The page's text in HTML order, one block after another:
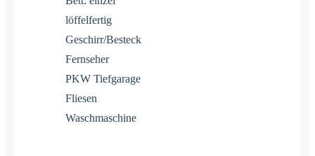
löffelfertig
Geschirr/Besteck
Fernseher
PKW Tiefgarage
Fliesen
Waschmaschine